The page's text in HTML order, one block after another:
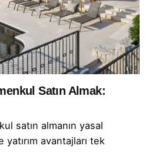
Satın Almak:
satın almanın yasal
avantajları tek